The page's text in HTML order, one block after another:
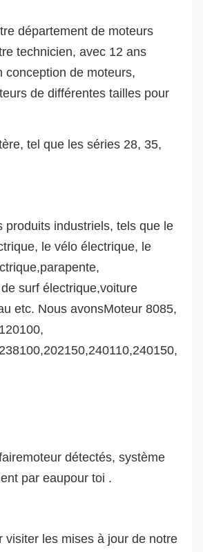
département de moteurs
technicien, avec 12 ans
conception de moteurs,
de différentes tailles pour
tel que les séries 28, 35,
produits industriels, tels que le
le vélo électrique, le
parapente,
surf électrique,voiture
etc. Nous avonsMoteur 8085,
moteur détectés, système
par eaupour toi .
visiter les mises à jour de notre